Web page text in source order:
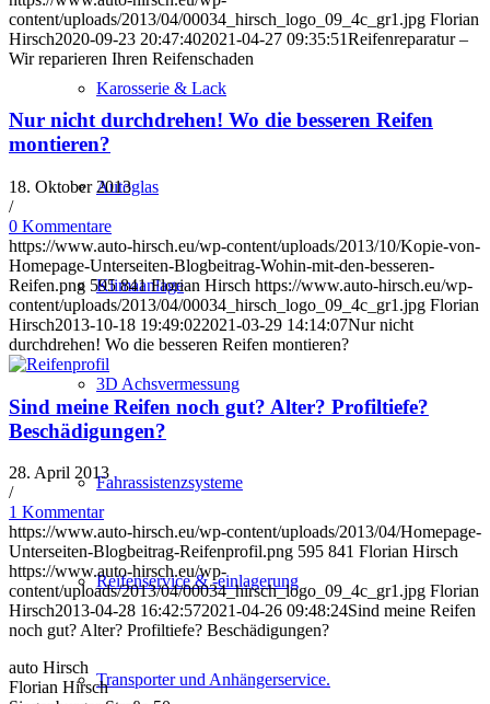
Karosserie & Lack
Autoglas
Klimaanlage
3D Achsvermessung
Fahrassistenzsysteme
Reifenservice & -einlagerung
Transporter und Anhängerservice.
content/uploads/2013/04/00034_hirsch_logo_09_4c_gr1.jpg Florian
Hirsch2020-09-23 20:47:402021-04-27 09:35:51Reifenreparatur –
Wir reparieren Ihren Reifenschaden
Nur nicht durchdrehen! Wo die besseren Reifen
montieren?
18. Oktober 2013
/
0 Kommentare
https://www.auto-hirsch.eu/wp-content/uploads/2013/10/Kopie-von-
Homepage-Unterseiten-Blogbeitrag-Wohin-mit-den-besseren-
Reifen.png 595 841 Florian Hirsch https://www.auto-hirsch.eu/wp-
content/uploads/2013/04/00034_hirsch_logo_09_4c_gr1.jpg Florian
Hirsch2013-10-18 19:49:022021-03-29 14:14:07Nur nicht
durchdrehen! Wo die besseren Reifen montieren?
Sind meine Reifen noch gut? Alter? Profiltiefe?
Beschädigungen?
28. April 2013
/
1 Kommentar
https://www.auto-hirsch.eu/wp-content/uploads/2013/04/Homepage-
Unterseiten-Blogbeitrag-Reifenprofil.png 595 841 Florian Hirsch
https://www.auto-hirsch.eu/wp-
content/uploads/2013/04/00034_hirsch_logo_09_4c_gr1.jpg Florian
Hirsch2013-04-28 16:42:572021-04-26 09:48:24Sind meine Reifen
noch gut? Alter? Profiltiefe? Beschädigungen?
auto Hirsch
Florian Hirsch